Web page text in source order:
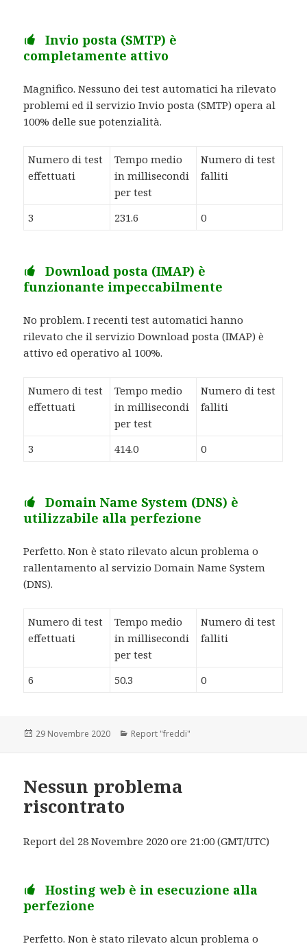
Invio posta (SMTP) è
completamente attivo
Magnifico. Nessuno dei test automatici ha rilevato
problemi ed il servizio Invio posta (SMTP) opera al
100% delle sue potenzialità.
Numero di test
effettuati
Tempo medio
in millisecondi
per test
Numero di test
falliti
3 231.6 0
Download posta (IMAP) è
funzionante impeccabilmente
No problem. I recenti test automatici hanno
rilevato che il servizio Download posta (IMAP) è
attivo ed operativo al 100%.
Numero di test
effettuati
Tempo medio
in millisecondi
per test
Numero di test
falliti
3 414.0 0
Domain Name System (DNS) è
utilizzabile alla perfezione
Perfetto. Non è stato rilevato alcun problema o
rallentamento al servizio Domain Name System
(DNS).
Numero di test
effettuati
Tempo medio
in millisecondi
per test
Numero di test
falliti
6 50.3 0
Scritto
29 Novembre 2020 Categorie
Report "freddi"
Nessun problema
riscontrato
Report del 28 Novembre 2020 ore 21:00 (GMT/UTC)
Hosting web è in esecuzione alla
perfezione
Perfetto. Non è stato rilevato alcun problema o